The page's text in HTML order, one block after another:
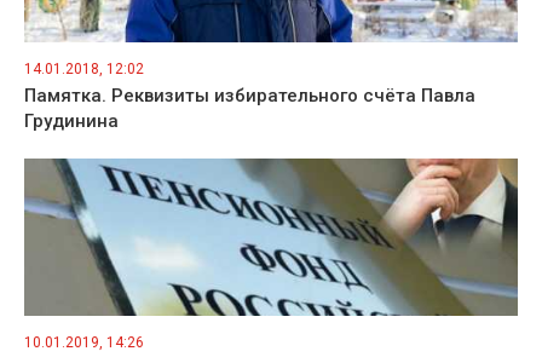
14.01.2018, 12:02
Памятка. Реквизиты избирательного счёта Павла
Грудинина
10.01.2019, 14:26